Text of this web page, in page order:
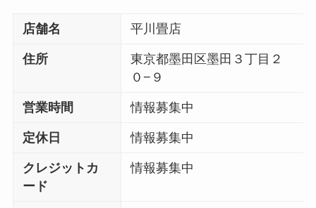
店舗名 平川畳店
住所
東京都墨田区墨田３丁目２
０−９
営業時間 情報募集中
定休日 情報募集中
クレジットカ
ード
情報募集中